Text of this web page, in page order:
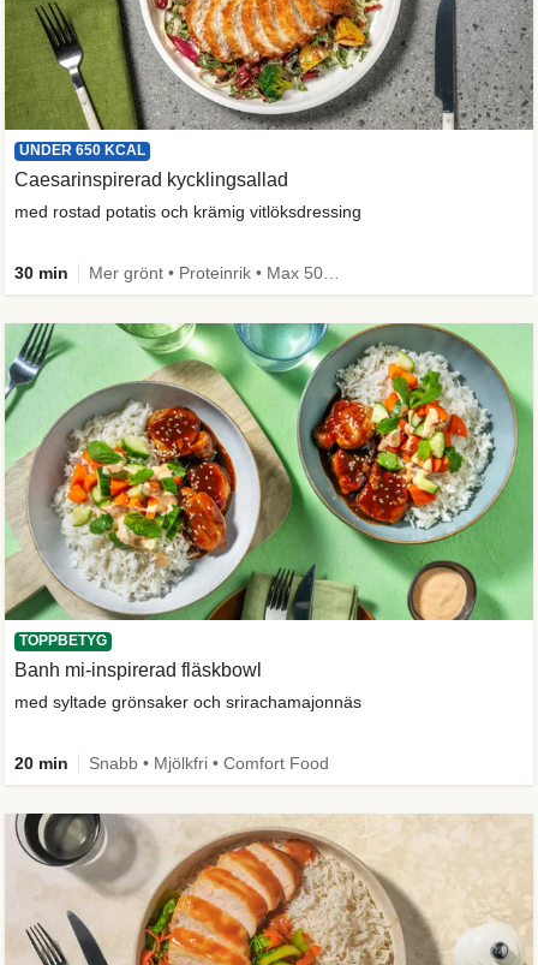
TOPPBETYG
Banh mi-inspirerad fläskbowl
med syltade grönsaker och srirachamajonnäs
20 min Snabb • Mjölkfri • Comfort Food
UNDER 650 KCAL
Caesarinspirerad kycklingsallad
med rostad potatis och krämig vitlöksdressing
30 min